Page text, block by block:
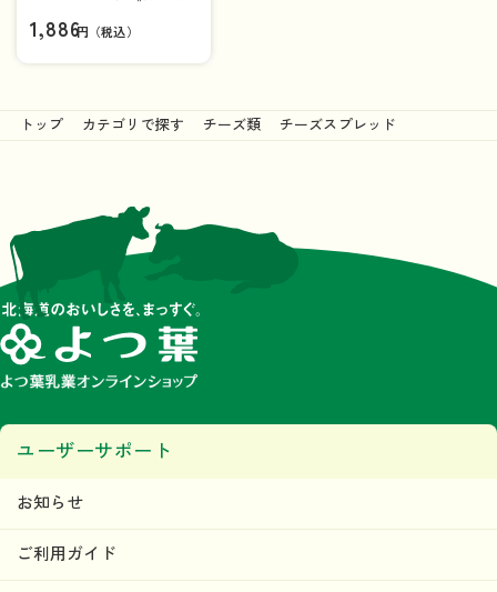
個（1ケース）
1,886円（税込）
トップ カテゴリで探す チーズ類 チーズスプレッド
ユーザーサポート
お知らせ
ご利用ガイド